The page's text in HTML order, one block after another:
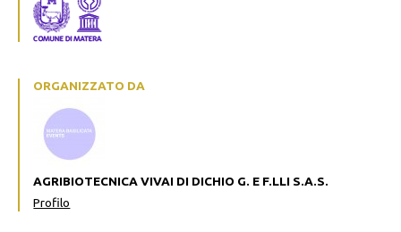
ORGANIZZATO DA
AGRIBIOTECNICA VIVAI DI DICHIO G. E F.LLI S.A.S.
Profilo